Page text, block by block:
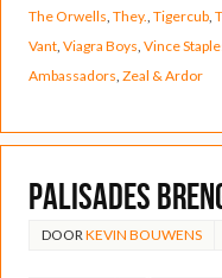
The Orwells They. Tigercub,
Vant, Viagra Boys Vince
Ambassadors Zeal & Ardor
Palisades
DOOR KEVIN BOUWENS